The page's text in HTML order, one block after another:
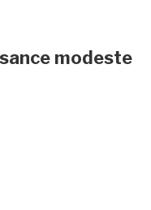
modeste